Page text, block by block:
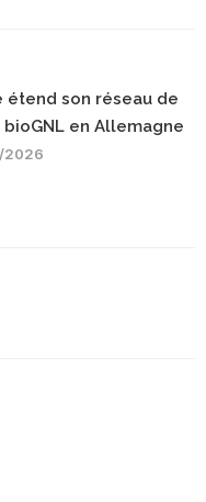
étend son réseau de
en Allemagne
2026